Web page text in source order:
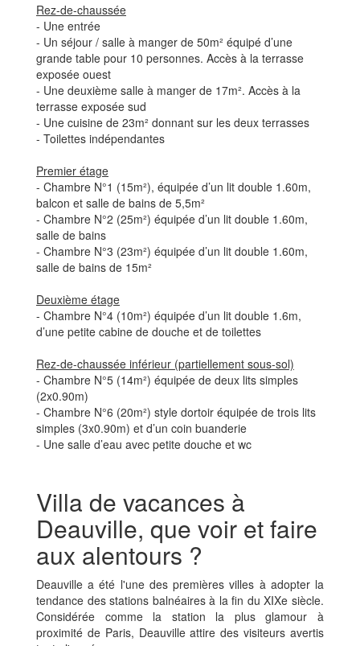
Rez-de-chaussée
- Une entrée
- Un séjour / salle à manger de 50m² équipé d’une
grande table pour 10 personnes. Accès à la terrasse
exposée ouest
- Une deuxième salle à manger de 17m². Accès à la
terrasse exposée sud
- Une cuisine de 23m² donnant sur les deux terrasses
- Toilettes indépendantes
Premier étage
- Chambre N°1 (15m²), équipée d’un lit double 1.60m,
balcon et salle de bains de 5,5m²
- Chambre N°2 (25m²) équipée d’un lit double 1.60m,
salle de bains
- Chambre N°3 (23m²) équipée d’un lit double 1.60m,
salle de bains de 15m²
Deuxième étage
- Chambre N°4 (10m²) équipée d’un lit double 1.6m,
d’une petite cabine de douche et de toilettes
Rez-de-chaussée inférieur (partiellement sous-sol)
- Chambre N°5 (14m²) équipée de deux lits simples
(2x0.90m)
- Chambre N°6 (20m²) style dortoir équipée de trois lits
simples (3x0.90m) et d’un coin buanderie
- Une salle d’eau avec petite douche et wc
Villa de vacances à
Deauville, que voir et faire
aux alentours ?
Deauville a été l'une des premières villes à adopter la
tendance des stations balnéaires à la fin du XIXe siècle.
Considérée comme la station la plus glamour à
proximité de Paris, Deauville attire des visiteurs avertis